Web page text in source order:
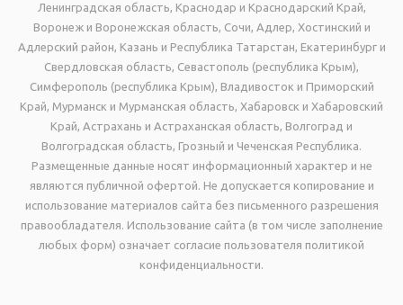
Ленинградская область, Краснодар и Краснодарский Край,
Воронеж и Воронежская область, Сочи, Адлер, Хостинский и
Адлерский район, Казань и Республика Татарстан, Екатеринбург и
Свердловская область, Севастополь (республика Крым),
Симферополь (республика Крым), Владивосток и Приморский
Край, Мурманск и Мурманская область, Хабаровск и Хабаровский
Край, Астрахань и Астраханская область, Волгоград и
Волгоградская область, Грозный и Чеченская Республика.
Размещенные данные носят информационный характер и не
являются публичной офертой. Не допускается копирование и
использование материалов сайта без письменного разрешения
правообладателя. Использование сайта (в том числе заполнение
любых форм) означает согласие пользователя политикой
конфиденциальности.